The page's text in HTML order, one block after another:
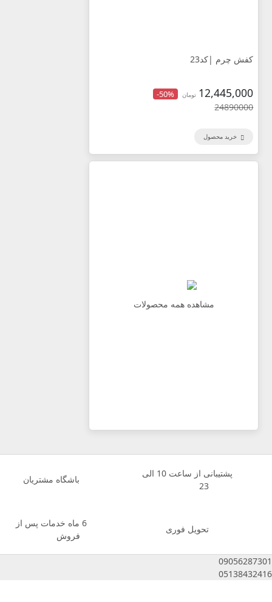
کفش چرم |کد23
12,445,000 تومان -50%
24890000
خرید محصول
مشاهده همه محصولات
پشتیبانی از ساعت 10 الی
23
باشگاه مشتریان
تحویل فوری
6 ماه خدمات پس از
فروش
09056287301
05138432416